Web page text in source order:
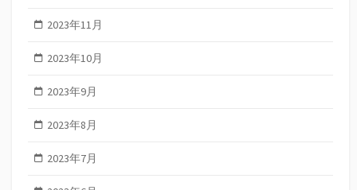
2023年11月
2023年10月
2023年9月
2023年8月
2023年7月